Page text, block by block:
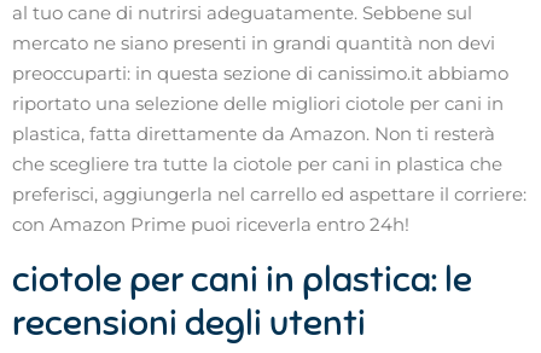
al tuo cane di nutrirsi adeguatamente. Sebbene sul
mercato ne siano presenti in grandi quantità non devi
preoccuparti: in questa sezione di canissimo.it abbiamo
riportato una selezione delle migliori ciotole per cani in
plastica, fatta direttamente da Amazon. Non ti resterà
che scegliere tra tutte la ciotole per cani in plastica che
preferisci, aggiungerla nel carrello ed aspettare il corriere:
con Amazon Prime puoi riceverla entro 24h!
ciotole per cani in plastica: le
recensioni degli utenti